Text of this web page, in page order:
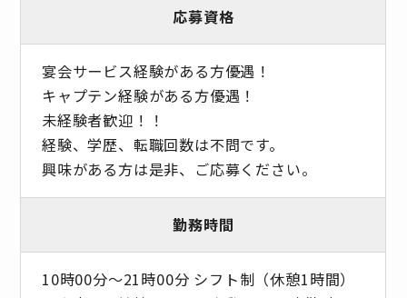
応募資格
宴会サービス経験がある方優遇！
キャプテン経験がある方優遇！
未経験者歓迎！！
経験、学歴、転職回数は不問です。
興味がある方は是非、ご応募ください。
勤務時間
10時00分〜21時00分 シフト制（休憩1時間）